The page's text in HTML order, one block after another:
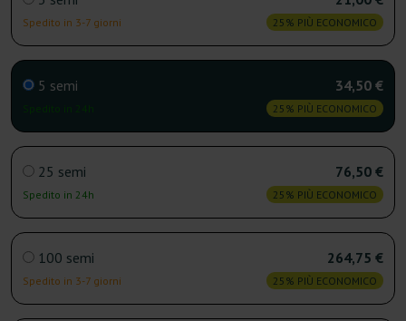
Spedito in 3-7 giorni 25% PIÙ ECONOMICO
5 semi 34,50 €
25% PIÙ ECONOMICO
25 semi
Spedito in 24h
76,50 €
25% PIÙ ECONOMICO
100 semi
Spedito in 3-7 giorni
264,75 €
25% PIÙ ECONOMICO